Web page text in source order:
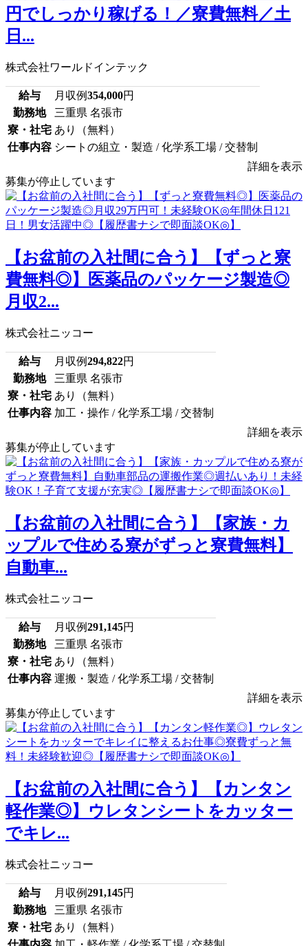
円でしっかり稼げる！／寮費無料／土
日...
株式会社ワールドインテック
給与 月収例354,000円
勤務地
三重県 名張市
寮・社宅 あり（無料）
仕事内容 シートの組立・製造 / 化学系工場 / 交替制
詳細を表示
募集が停止しています
【お盆前の入社間に合う】【ずっと寮
費無料◎】医薬品のパッケージ製造◎
月収2...
株式会社ニッコー
給与 月収例294,822円
勤務地
三重県 名張市
寮・社宅 あり（無料）
仕事内容 加工・操作 / 化学系工場 / 交替制
詳細を表示
募集が停止しています
【お盆前の入社間に合う】【家族・カ
ップルで住める寮がずっと寮費無料】
自動車...
株式会社ニッコー
給与 月収例291,145円
勤務地
三重県 名張市
寮・社宅 あり（無料）
仕事内容 運搬・製造 / 化学系工場 / 交替制
詳細を表示
募集が停止しています
【お盆前の入社間に合う】【カンタン
軽作業◎】ウレタンシートをカッター
でキレ...
株式会社ニッコー
給与 月収例291,145円
勤務地
三重県 名張市
寮・社宅 あり（無料）